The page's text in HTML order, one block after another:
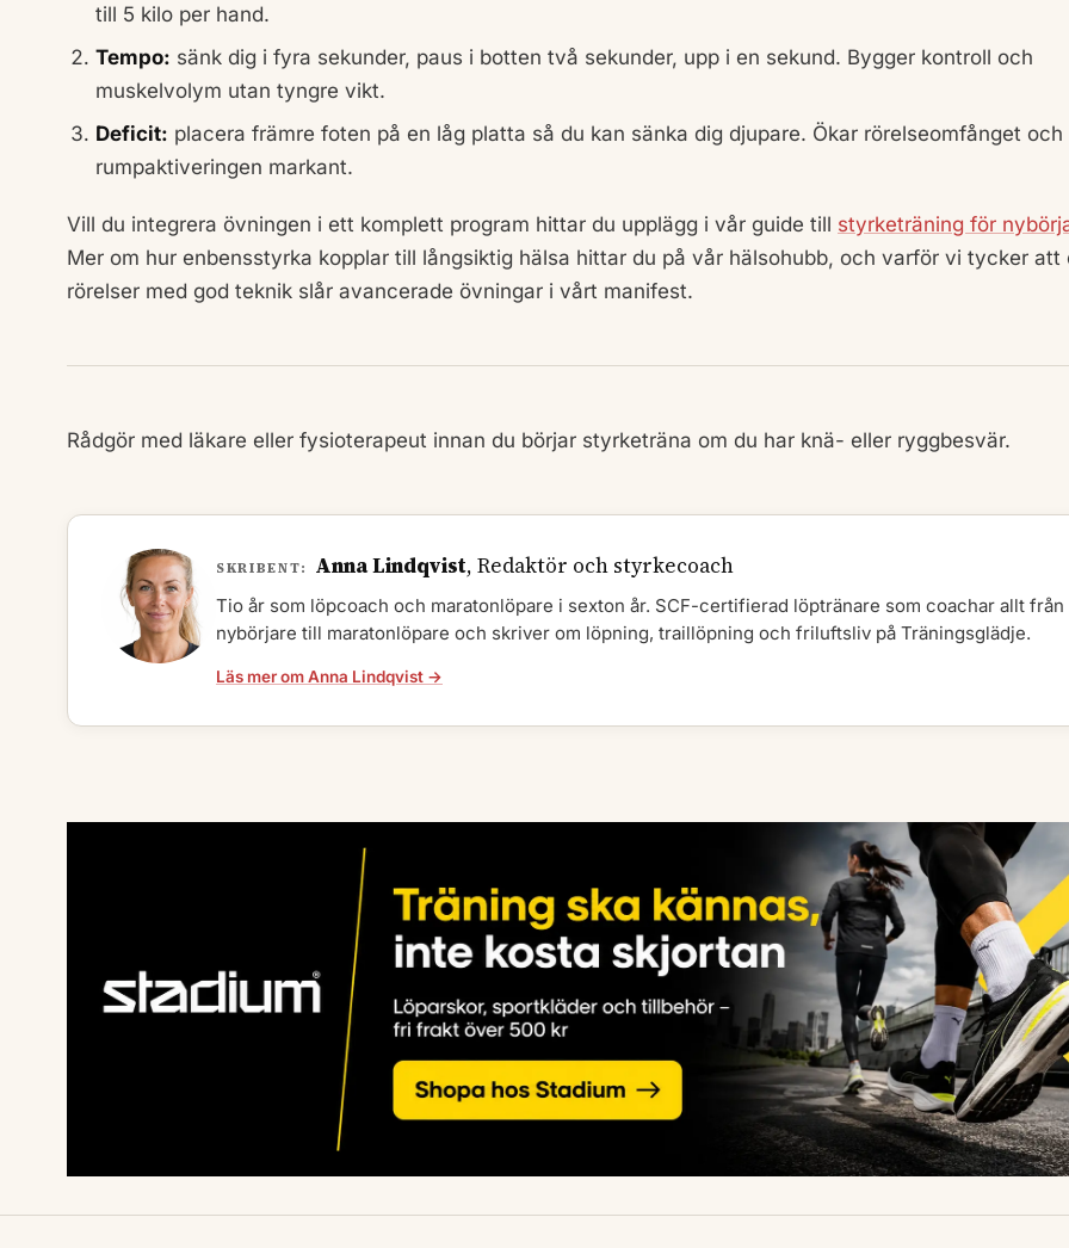
till 5 kilo per hand.
Tempo: sänk dig i fyra sekunder, paus i botten två sekunder, upp i en sekund. Bygger kontroll och
muskelvolym utan tyngre vikt.
Deficit: placera främre foten på en låg platta så du kan sänka dig djupare. Ökar rörelseomfånget och
rumpaktiveringen markant.
Vill du integrera övningen i ett komplett program hittar du upplägg i vår guide till styrketräning för
Mer om hur enbensstyrka kopplar till långsiktig hälsa hittar du på vår hälsohubb, och varför vi tycker att
rörelser med god teknik slår avancerade övningar i vårt manifest.
Rådgör med läkare eller fysioterapeut innan du börjar styrketräna om du har knä- eller ryggbesvär.
SKRIBENT: Anna Lindqvist, Redaktör och styrkecoach
Tio år som löpcoach och maratonlöpare i sexton år. SCF-certifierad löptränare som coachar allt från
nybörjare till maratonlöpare och skriver om löpning, traillöpning och friluftsliv på Träningsglädje.
Läs mer om Anna Lindqvist →